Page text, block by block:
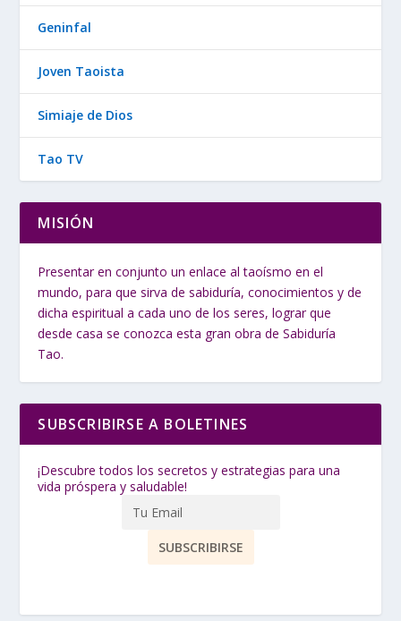
Geninfal
Joven Taoista
Simiaje de Dios
Tao TV
MISIÓN
Presentar en conjunto un enlace al taoísmo en el
mundo, para que sirva de sabiduría, conocimientos y de
dicha espiritual a cada uno de los seres, lograr que
desde casa se conozca esta gran obra de Sabiduría
Tao.
SUBSCRIBIRSE A BOLETINES
¡Descubre todos los secretos y estrategias para una
vida próspera y saludable!